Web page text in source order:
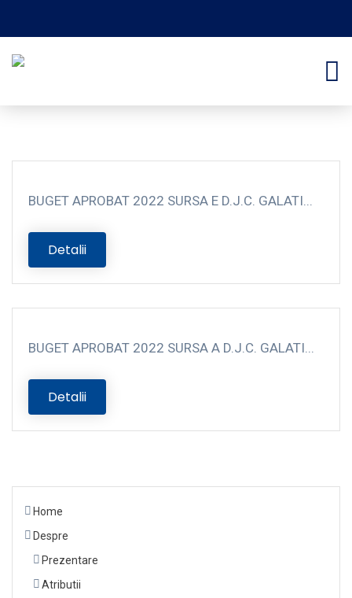
BUGET APROBAT 2022 SURSA E D.J.C. GALATI...
Detalii
BUGET APROBAT 2022 SURSA A D.J.C. GALATI...
Detalii
Home
Despre
Prezentare
Atributii